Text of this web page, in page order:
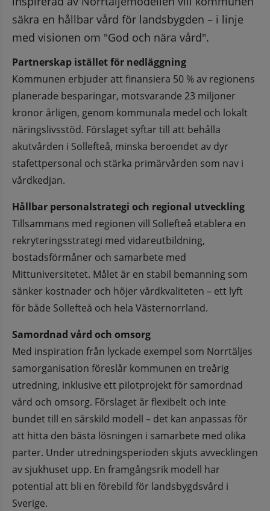
säkra en hållbar vård för landsbygden – i linje
med visionen om "God och nära vård".
Partnerskap istället för nedläggning
Kommunen erbjuder att finansiera 50 % av regionens
planerade besparingar, motsvarande 23 miljoner
kronor årligen, genom kommunala medel och lokalt
näringslivsstöd. Förslaget syftar till att behålla
akutvården i Sollefteå, minska beroendet av dyr
stafettpersonal och stärka primärvården som nav i
vårdkedjan.
Hållbar personalstrategi och regional utveckling
Tillsammans med regionen vill Sollefteå etablera en
rekryteringsstrategi med vidareutbildning,
bostadsförmåner och samarbete med
Mittuniversitetet. Målet är en stabil bemanning som
sänker kostnader och höjer vårdkvaliteten – ett lyft
för både Sollefteå och hela Västernorrland.
Samordnad vård och omsorg
Med inspiration från lyckade exempel som Norrtäljes
samorganisation föreslår kommunen en treårig
utredning, inklusive ett pilotprojekt för samordnad
vård och omsorg. Förslaget är flexibelt och inte
bundet till en särskild modell – det kan anpassas för
att hitta den bästa lösningen i samarbete med olika
parter. Under utredningsperioden skjuts avvecklingen
av sjukhuset upp. En framgångsrik modell har
potential att bli en förebild för landsbygdsvård i
Sverige.